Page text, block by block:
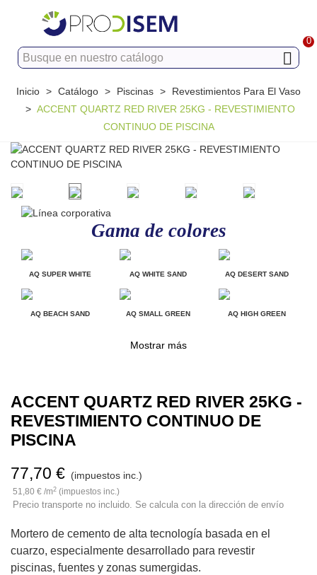
0
Inicio > Catálogo > Piscinas >
Revestimientos Para El Vaso
> ACCENT QUARTZ RED RIVER 25KG - REVESTIMIENTO
CONTINUO DE PISCINA
Gama de colores
AQ SUPER WHITE AQ WHITE SAND AQ DESERT SAND
AQ BEACH SAND AQ SMALL GREEN AQ HIGH GREEN
Mostrar más
ACCENT QUARTZ RED RIVER 25KG -
REVESTIMIENTO CONTINUO DE
PISCINA
77,70 € (impuestos inc.)
51,80 € /m2 (impuestos inc.)
Precio transporte no incluido. Se calcula con la dirección de envío
Mortero de cemento de alta tecnología basada en el
cuarzo, especialmente desarrollado para revestir
piscinas, fuentes y zonas sumergidas.